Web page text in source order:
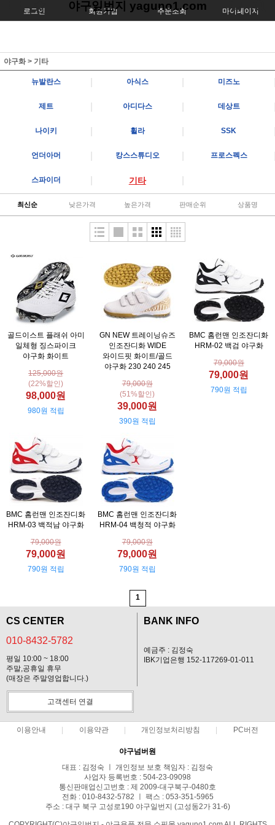
로그인 회원가입 주문조회 마이페이지
야구일번지 yaguno1.com
야구화 > 기타
뉴발란스 아식스 미즈노
제트 아디다스 데상트
나이키 휠라 SSK
언더아머 캉스스튜디오 프로스펙스
스파이더 기타
최신순 낮은가격 높은가격 판매순위 상품명
골드이스트 플래쉬 아미
일체형 징스파이크
야구화 화이트
125,000원
(22%할인)
98,000원
980원 적립
GN NEW 트레이닝슈즈
인조잔디화 WIDE
와이드핏 화이트/골드
야구화 230 240 245
79,000원
(51%할인)
39,000원
390원 적립
BMC 홈런맨 인조잔디화
HRM-02 백검 야구화
79,000원
79,000원
790원 적립
BMC 홈런맨 인조잔디화
HRM-03 백적남 야구화
79,000원
79,000원
790원 적립
BMC 홈런맨 인조잔디화
HRM-04 백청적 야구화
79,000원
79,000원
790원 적립
1
CS CENTER
010-8432-5782
평일 10:00 ~ 18:00
주말,공휴일 휴무
(매장은 주말영업합니다.)
BANK INFO
예금주 : 김정숙
IBK기업은행 152-117269-01-011
고객센터 연결
이용안내 이용약관 개인정보처리방침 PC버전
야구넘버원
대표 : 김정숙 ㅣ 개인정보 보호 책임자 : 김정숙
사업자 등록번호 : 504-23-09098
통신판매업신고번호 : 제 2009-대구북구-0480호
전화 : 010-8432-5782 ㅣ 팩스 : 053-351-5965
주소 : 대구 북구 고성로190 야구일번지 (고성동2가 31-6)